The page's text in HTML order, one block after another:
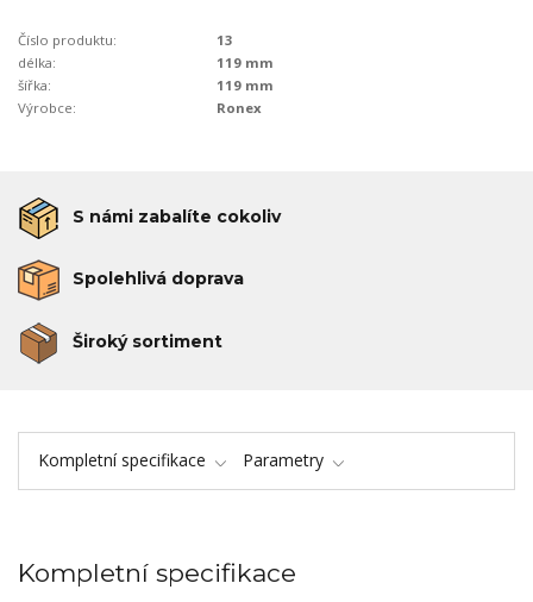
Číslo produktu:
13
délka:
119 mm
šířka:
119 mm
Výrobce:
Ronex
S námi zabalíte cokoliv
Spolehlivá doprava
Široký sortiment
Kompletní specifikace Parametry
Kompletní specifikace